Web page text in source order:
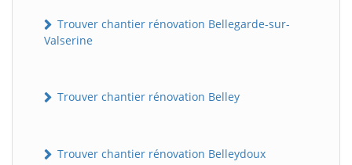
Trouver chantier rénovation Bellegarde-sur-
Valserine
Trouver chantier rénovation Belley
Trouver chantier rénovation Belleydoux